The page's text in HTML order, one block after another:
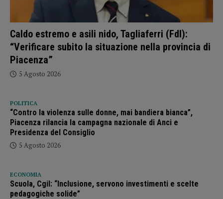
Caldo estremo e asili nido, Tagliaferri (FdI):
“Verificare subito la situazione nella provincia di
Piacenza”
5 Agosto 2026
POLITICA
“Contro la violenza sulle donne, mai bandiera bianca”,
Piacenza rilancia la campagna nazionale di Anci e
Presidenza del Consiglio
5 Agosto 2026
ECONOMIA
Scuola, Cgil: “Inclusione, servono investimenti e scelte
pedagogiche solide”